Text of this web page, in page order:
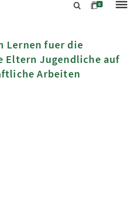
0
Lernen fuer die
Eltern Jugendliche auf
Arbeiten